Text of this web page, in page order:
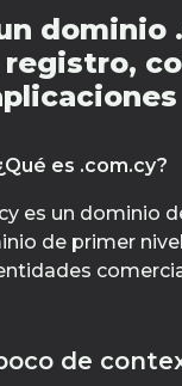
dominio
es .com.cy?
es un dominio
de primer nivel
de